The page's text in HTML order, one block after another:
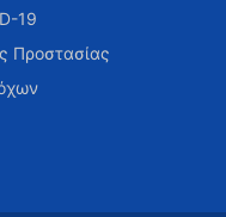
19
Προστασίας